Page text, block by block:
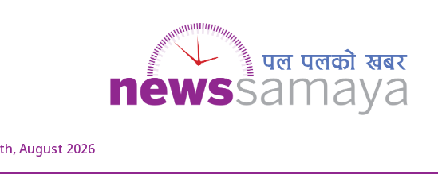
August 2026